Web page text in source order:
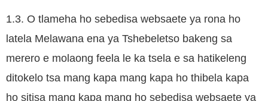
1.3. O tlameha ho sebedisa websaete ya rona ho
latela Melawana ena ya Tshebeletso bakeng sa
merero e molaong feela le ka tsela e sa hatikeleng
ditokelo tsa mang kapa mang kapa ho thibela kapa
ho sitisa mang kapa mang ho sebedisa websaete ya